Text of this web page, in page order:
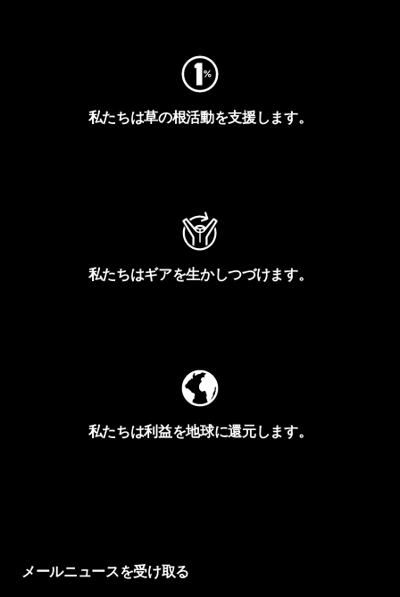
私たちは草の根活動を支援します。
私たちはギアを生かしつづけます。
私たちは利益を地球に還元します。
メールニュースを受け取る